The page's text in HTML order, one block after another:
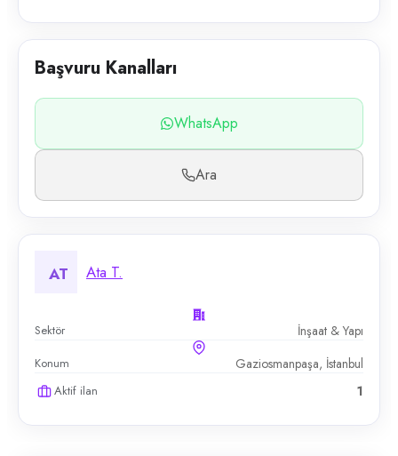
Başvuru Kanalları
WhatsApp
Ara
AT Ata T.
Sektör İnşaat & Yapı
Konum Gaziosmanpaşa, İstanbul
Aktif ilan 1